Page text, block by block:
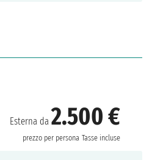
Esterna da2.500 €
prezzo per persona Tasse incluse